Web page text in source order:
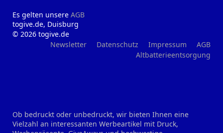
Es gelten unsere AGB
togive.de, Duisburg
© 2026 togive.de
Newsletter
Datenschutz Impressum
AGB
Altbatterieentsorgung
Ob bedruckt oder unbedruckt, wir bieten Ihnen eine
Vielzahl an interessanten Werbeartikel mit Druck,